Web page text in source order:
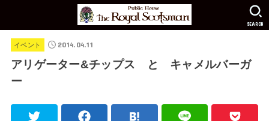
SEARCH
イベント 2014.04.11
アリゲーター&チップス と キャメルバーガ
ー